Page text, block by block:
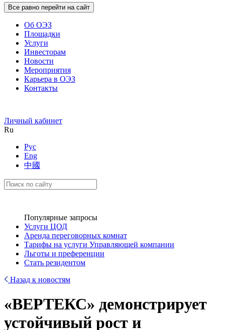
Все равно перейти на сайт
Об ОЭЗ
Площадки
Услуги
Инвесторам
Новости
Мероприятия
Карьера в ОЭЗ
Контакты
Личный кабинет
Ru
Рус
Eng
中國
Популярные запросы
Услуги ЦОД
Аренда переговорных комнат
Тарифы на услуги Управляющей компании
Льготы и преференции
Стать резидентом
Назад к новостям
«ВЕРТЕКС» демонстрирует
устойчивый рост и